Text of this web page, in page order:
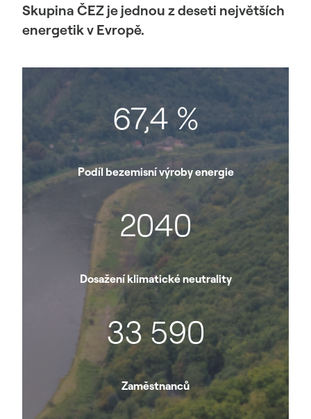
Skupina ČEZ je jednou z deseti největších
energetik v Evropě.
67,4 %
Podíl bezemisní výroby energie
2040
Dosažení klimatické neutrality
33 590
Zaměstnanců